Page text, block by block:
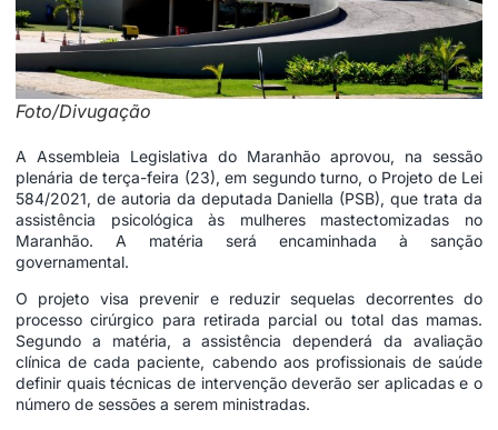
Foto/Divugação
A Assembleia Legislativa do Maranhão aprovou, na sessão
plenária de terça-feira (23), em segundo turno, o Projeto de Lei
584/2021, de autoria da deputada Daniella (PSB), que trata da
assistência psicológica às mulheres mastectomizadas no
Maranhão. A matéria será encaminhada à sanção
governamental.
O projeto visa prevenir e reduzir sequelas decorrentes do
processo cirúrgico para retirada parcial ou total das mamas.
Segundo a matéria, a assistência dependerá da avaliação
clínica de cada paciente, cabendo aos profissionais de saúde
definir quais técnicas de intervenção deverão ser aplicadas e o
número de sessões a serem ministradas.